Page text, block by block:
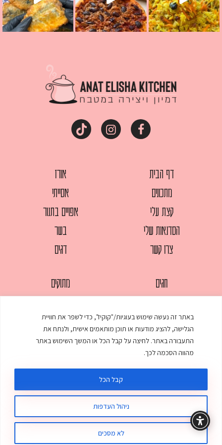
באתר זה נעשה שימוש בעוגיות/"קוקיז", כדי לשפר את חוויית
הגלישה, להציג מודעות או תוכן מותאמים אישית, ולנתח את
התעבורה באתר. לחיצה על קבל הכל או המשך השימוש באתר
מהווה הסכמה לכך.
ניהול העדפות
לא מסכים
קבל הכל
דף הבית
מתכונים
קצת עלי
הסדנאות שלי
צרו קשר
אורז
אסייתי
אפויים בתנור
בשר
דגים
חגים
מאפים
ממולאים
מרקים
מתוקים
עוגות
עוף
© כל הזכויות שמורות לענת אלישע | עיצוב ובניית אתר
תקנון האתר מדיניות פרטיות